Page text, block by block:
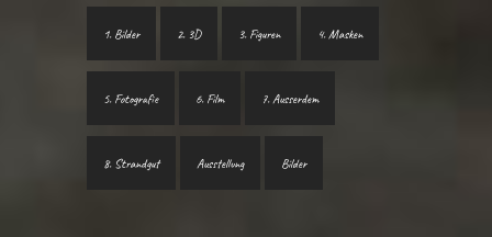
1. Bilder 2. 3D 3. Figuren 4. Masken
5. Fotografie 6. Film 7. Ausserdem
8. Strandgut Ausstellung Bilder